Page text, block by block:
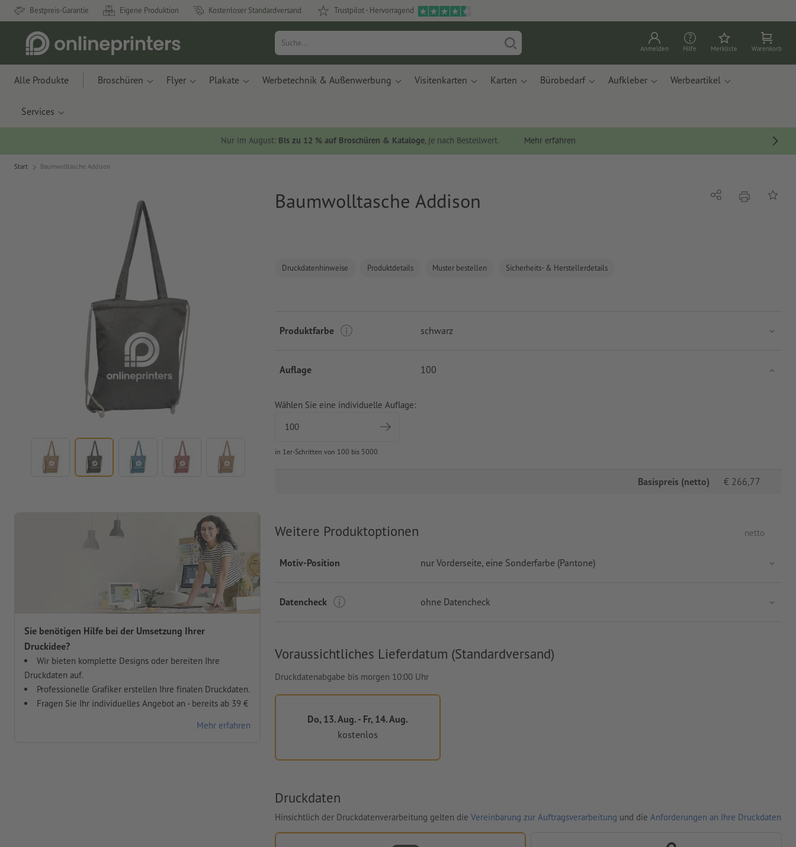
Bestpreis-Garantie Eigene Produktion Kostenloser Standardversand Trustpilot - Hervorragend
Anmelden Hilfe Merkliste Warenkorb
Alle Produkte Broschüren Flyer Plakate Werbetechnik & Außenwerbung Visitenkarten Karten Bürobedarf Aufkleber Werbeartikel
Services
Nur im August: Bis zu 12 % auf Broschüren & Kataloge, je nach Bestellwert. Mehr erfahren
Start Baumwolltasche Addison
Baumwolltasche Addison
Sie benötigen Hilfe bei der Umsetzung Ihrer
Druckidee?
Wir bieten komplette Designs oder bereiten Ihre
Druckdaten auf.
Professionelle Grafiker erstellen Ihre finalen Druckdaten.
Fragen Sie Ihr individuelles Angebot an - bereits ab 39 €
Mehr erfahren
Druckdatenhinweise Produktdetails Muster bestellen Sicherheits- & Herstellerdetails
Teilen DruckenAuf
Produktfarbe schwarz
Auflage 100
Wählen Sie eine individuelle Auflage:
in 1er-Schritten von 100 bis 5000
Basispreis (netto) € 266,77
Weitere Produktoptionen netto
Motiv-Position nur Vorderseite, eine Sonderfarbe (Pantone)
Datencheck ohne Datencheck
Voraussichtliches Lieferdatum (Standardversand)
Druckdatenabgabe bis morgen 10:00 Uhr
Do, 13. Aug. - Fr, 14. Aug.
kostenlos
Druckdaten
Hinsichtlich der Druckdatenverarbeitung gelten die Vereinbarung zur Auftragsverarbeitung und die Anforderungen an Ihre Druckdaten